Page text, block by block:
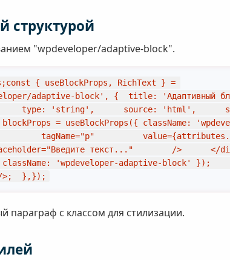
структурой
"wpdeveloper/adaptive-block".
{ useBlockProps, RichText } =
adaptive-block', {  title:
type: 'string',      source: 'html',
= useBlockProps({ className:
tagName="p"
текст..."        />
className: 'wpdeveloper-adaptive-block' });
/>;  },});
параграф с классом для стилизации.